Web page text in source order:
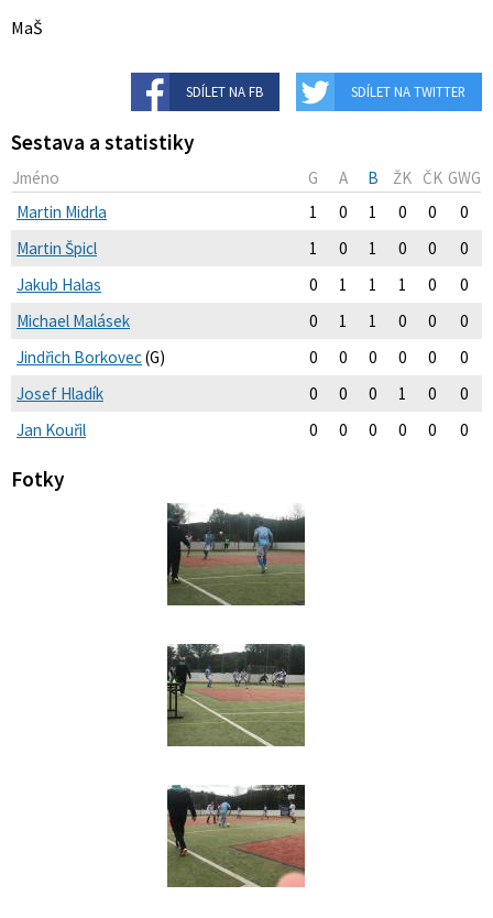
MaŠ
SDÍLET NA FB SDÍLET NA TWITTER
Sestava a statistiky
Jméno G A B ŽK ČK GWG
Martin Midrla
1 0 1 0 0
0
Martin Špicl
1 0 1 0 0
0
Jakub Halas
0 1 1 1 0
0
Michael Malásek
0 1 1 0 0
0
Jindřich Borkovec(G) 0 0 0 0 0
0
Josef Hladík
0 0 0 1 0
0
Jan Kouřil
0 0 0 0 0 0
Fotky